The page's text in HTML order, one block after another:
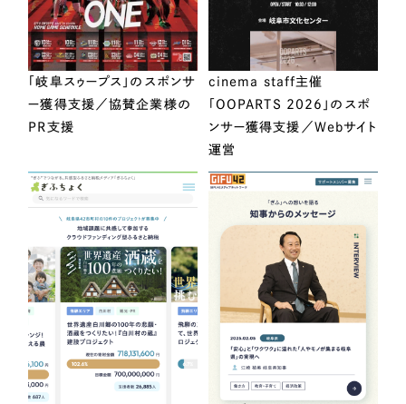
「岐阜スゥープス」のスポンサ
ー獲得支援／協賛企業様の
PR支援
cinema staff主催
「OOPARTS 2026」のスポ
ンサー獲得支援／Webサイト
運営